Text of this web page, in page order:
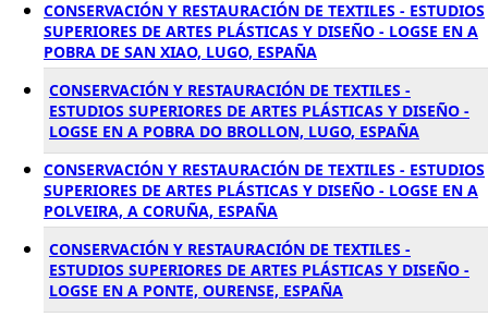
CONSERVACIÓN Y RESTAURACIÓN DE TEXTILES - ESTUDIOS
SUPERIORES DE ARTES PLÁSTICAS Y DISEÑO - LOGSE EN A
POBRA DE SAN XIAO, LUGO, ESPAÑA
CONSERVACIÓN Y RESTAURACIÓN DE TEXTILES -
ESTUDIOS SUPERIORES DE ARTES PLÁSTICAS Y DISEÑO -
LOGSE EN A POBRA DO BROLLON, LUGO, ESPAÑA
CONSERVACIÓN Y RESTAURACIÓN DE TEXTILES - ESTUDIOS
SUPERIORES DE ARTES PLÁSTICAS Y DISEÑO - LOGSE EN A
POLVEIRA, A CORUÑA, ESPAÑA
CONSERVACIÓN Y RESTAURACIÓN DE TEXTILES -
ESTUDIOS SUPERIORES DE ARTES PLÁSTICAS Y DISEÑO -
LOGSE EN A PONTE, OURENSE, ESPAÑA